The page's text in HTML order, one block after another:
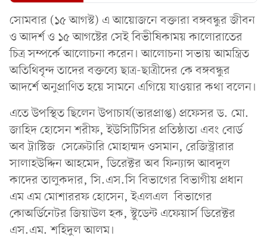
সোমবার (১৫ আগস্ট) এ আয়োজনে বক্তারা বঙ্গবন্ধুর জীবন
ও আদর্শ ও ১৫ আগষ্টের সেই বিভীষিকাময় কালোরাতের
চিত্র সম্পর্কে আলোচনা করেন। আলোচনা সভায় আমন্ত্রিত
অতিথিবৃন্দ তাদের বক্তব্যে ছাত্র-ছাত্রীদের কে বঙ্গবন্ধুর
আদর্শে অনুপ্রাণিত হয়ে সামনে এগিয়ে যাওয়ার কথা বলেন।
এতে উপস্থিত ছিলেন উপাচার্য(ভারপ্রাপ্ত) প্রফেসর ড. মো.
জাহিদ হোসেন শরীফ, ইউসিটিসির প্রতিষ্ঠাতা এবং বোর্ড
অব ট্রাস্টিজ সেক্রেটারি মোহাম্মদ ওসমান, রেজিস্ট্রারার
সালাহউদ্দিন আহমেদ, ডিরেক্টর অব ফিন্যান্স আবদুল
কাদের তালুকদার, সি.এস.সি বিভাগের বিভাগীয় প্রধান
এম এম মোশাররফ হোসেন, ইএলএল বিভাগের
কোঅর্ডিনেটর জিয়াউল হক, স্টুডেন্ট এফেয়ার্স ডিরেক্টর
এস.এম. শহিদুল আলম।